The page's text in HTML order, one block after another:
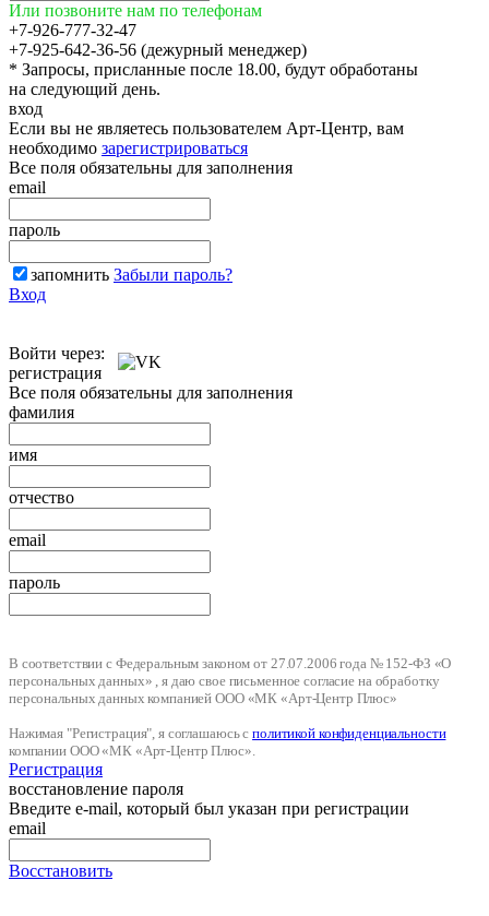
Или позвоните нам по телефонам
+7-926-777-32-47
+7-925-642-36-56 (дежурный менеджер)
* Запросы, присланные после 18.00, будут обработаны
на следующий день.
вход
Если вы не являетесь пользователем Арт-Центр, вам
необходимо зарегистрироваться
Все поля обязательны для заполнения
email
пароль
запомнить Забыли пароль?
Вход
Войти через:
регистрация
Все поля обязательны для заполнения
фамилия
имя
отчество
email
пароль
В соответствии с Федеральным законом от 27.07.2006 года № 152-ФЗ «О
персональных данных» , я даю свое письменное согласие на обработку
персональных данных компанией ООО «МК «Арт-Центр Плюс»
Нажимая "Регистрация", я соглашаюсь сполитикой конфиденциальности
компании ООО «МК «Арт-Центр Плюс».
Регистрация
восстановление пароля
Введите e-mail, который был указан при регистрации
email
Восстановить